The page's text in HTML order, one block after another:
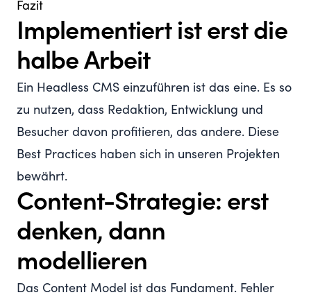
Fazit
Implementiert ist erst die
halbe Arbeit
Ein Headless CMS einzuführen ist das eine. Es so
zu nutzen, dass Redaktion, Entwicklung und
Besucher davon profitieren, das andere. Diese
Best Practices haben sich in unseren Projekten
bewährt.
Content-Strategie: erst
denken, dann
modellieren
Das Content Model ist das Fundament. Fehler